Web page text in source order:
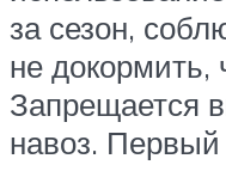
за сезон,
не докормить,
Запрещается
навоз. Первый